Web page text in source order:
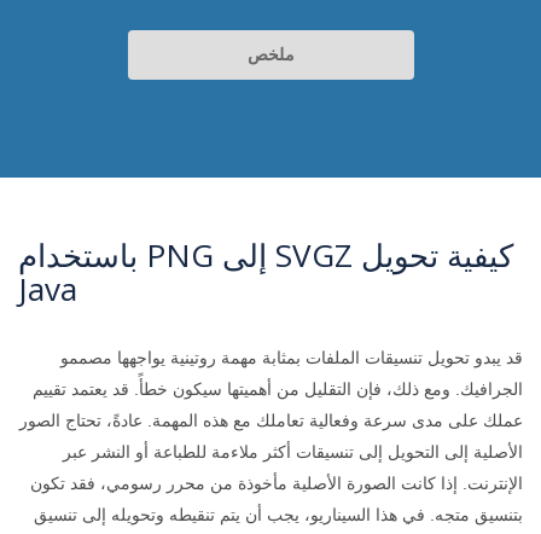
ملخص
كيفية تحويل SVGZ إلى PNG باستخدام
Java
قد يبدو تحويل تنسيقات الملفات بمثابة مهمة روتينية يواجهها مصممو
الجرافيك. ومع ذلك، فإن التقليل من أهميتها سيكون خطأً. قد يعتمد تقييم
عملك على مدى سرعة وفعالية تعاملك مع هذه المهمة. عادةً، تحتاج الصور
الأصلية إلى التحويل إلى تنسيقات أكثر ملاءمة للطباعة أو النشر عبر
الإنترنت. إذا كانت الصورة الأصلية مأخوذة من محرر رسومي، فقد تكون
بتنسيق متجه. في هذا السيناريو، يجب أن يتم تنقيطه وتحويله إلى تنسيق